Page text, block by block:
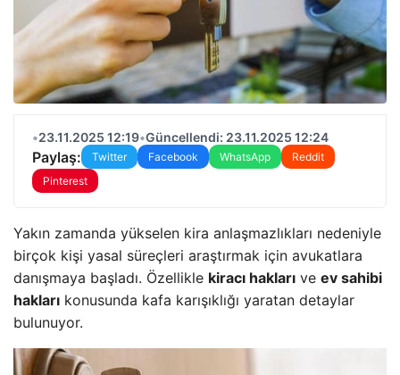
•23.11.2025 12:19•Güncellendi: 23.11.2025 12:24
Paylaş: Twitter Facebook WhatsApp
Reddit
Pinterest
Yakın zamanda yükselen kira anlaşmazlıkları nedeniyle
birçok kişi yasal süreçleri araştırmak için avukatlara
danışmaya başladı. Özellikle kiracı hakları ve ev sahibi
hakları konusunda kafa karışıklığı yaratan detaylar
bulunuyor.